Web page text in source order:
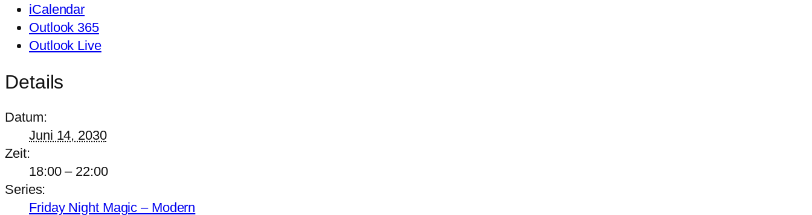
iCalendar
Outlook 365
Outlook Live
Details
Datum:
Juni 14, 2030
Zeit:
18:00 – 22:00
Series:
Friday Night Magic – Modern